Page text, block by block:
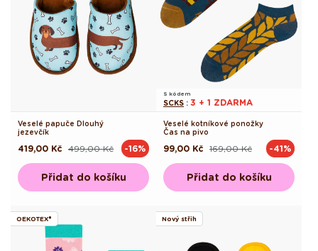
Veselé papuče Dlouhý
jezevčík
Běžná
499,00 Kč
Výprodejová
419,00 Kč -16%
Přidat do košíku
S kódem
SCKS : 3 + 1 ZDARMA
Veselé kotníkové ponožky
Čas na pivo
Běžná
169,00 Kč
Výprodejová
99,00 Kč -41%
Přidat do košíku
OEKOTEX® Nový střih